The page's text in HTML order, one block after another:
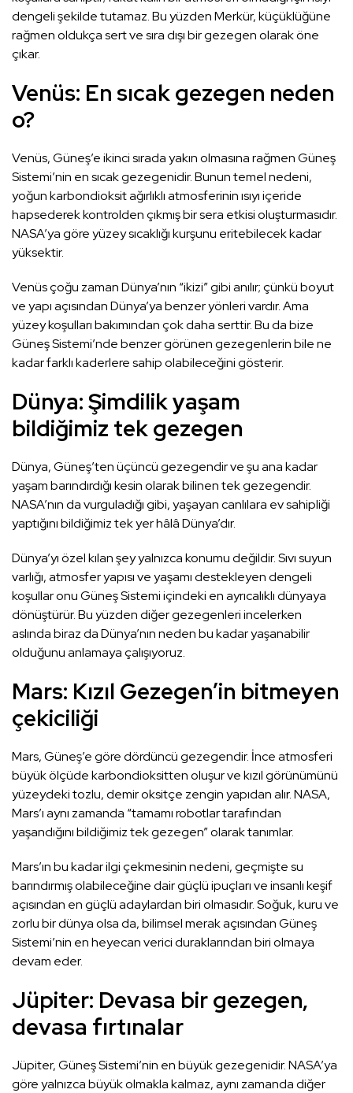
dengeli şekilde tutamaz. Bu yüzden Merkür, küçüklüğüne
rağmen oldukça sert ve sıra dışı bir gezegen olarak öne
çıkar.
Venüs: En sıcak gezegen neden
o?
Venüs, Güneş’e ikinci sırada yakın olmasına rağmen Güneş
Sistemi’nin en sıcak gezegenidir. Bunun temel nedeni,
yoğun karbondioksit ağırlıklı atmosferinin ısıyı içeride
hapsederek kontrolden çıkmış bir sera etkisi oluşturmasıdır.
NASA’ya göre yüzey sıcaklığı kurşunu eritebilecek kadar
yüksektir.
Venüs çoğu zaman Dünya’nın “ikizi” gibi anılır; çünkü boyut
ve yapı açısından Dünya’ya benzer yönleri vardır. Ama
yüzey koşulları bakımından çok daha serttir. Bu da bize
Güneş Sistemi’nde benzer görünen gezegenlerin bile ne
kadar farklı kaderlere sahip olabileceğini gösterir.
Dünya: Şimdilik yaşam
bildiğimiz tek gezegen
Dünya, Güneş’ten üçüncü gezegendir ve şu ana kadar
yaşam barındırdığı kesin olarak bilinen tek gezegendir.
NASA’nın da vurguladığı gibi, yaşayan canlılara ev sahipliği
yaptığını bildiğimiz tek yer hâlâ Dünya’dır.
Dünya’yı özel kılan şey yalnızca konumu değildir. Sıvı suyun
varlığı, atmosfer yapısı ve yaşamı destekleyen dengeli
koşullar onu Güneş Sistemi içindeki en ayrıcalıklı dünyaya
dönüştürür. Bu yüzden diğer gezegenleri incelerken
aslında biraz da Dünya’nın neden bu kadar yaşanabilir
olduğunu anlamaya çalışıyoruz.
Mars: Kızıl Gezegen’in bitmeyen
çekiciliği
Mars, Güneş’e göre dördüncü gezegendir. İnce atmosferi
büyük ölçüde karbondioksitten oluşur ve kızıl görünümünü
yüzeydeki tozlu, demir oksitçe zengin yapıdan alır. NASA,
Mars’ı aynı zamanda “tamamı robotlar tarafından
yaşandığını bildiğimiz tek gezegen” olarak tanımlar.
Mars’ın bu kadar ilgi çekmesinin nedeni, geçmişte su
barındırmış olabileceğine dair güçlü ipuçları ve insanlı keşif
açısından en güçlü adaylardan biri olmasıdır. Soğuk, kuru ve
zorlu bir dünya olsa da, bilimsel merak açısından Güneş
Sistemi’nin en heyecan verici duraklarından biri olmaya
devam eder.
Jüpiter: Devasa bir gezegen,
devasa fırtınalar
Jüpiter, Güneş Sistemi’nin en büyük gezegenidir. NASA’ya
göre yalnızca büyük olmakla kalmaz, aynı zamanda diğer